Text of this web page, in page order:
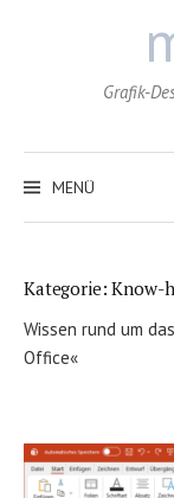
Grafik-
MENÜ
Kategorie:Know-
Wissen rund um
Office«